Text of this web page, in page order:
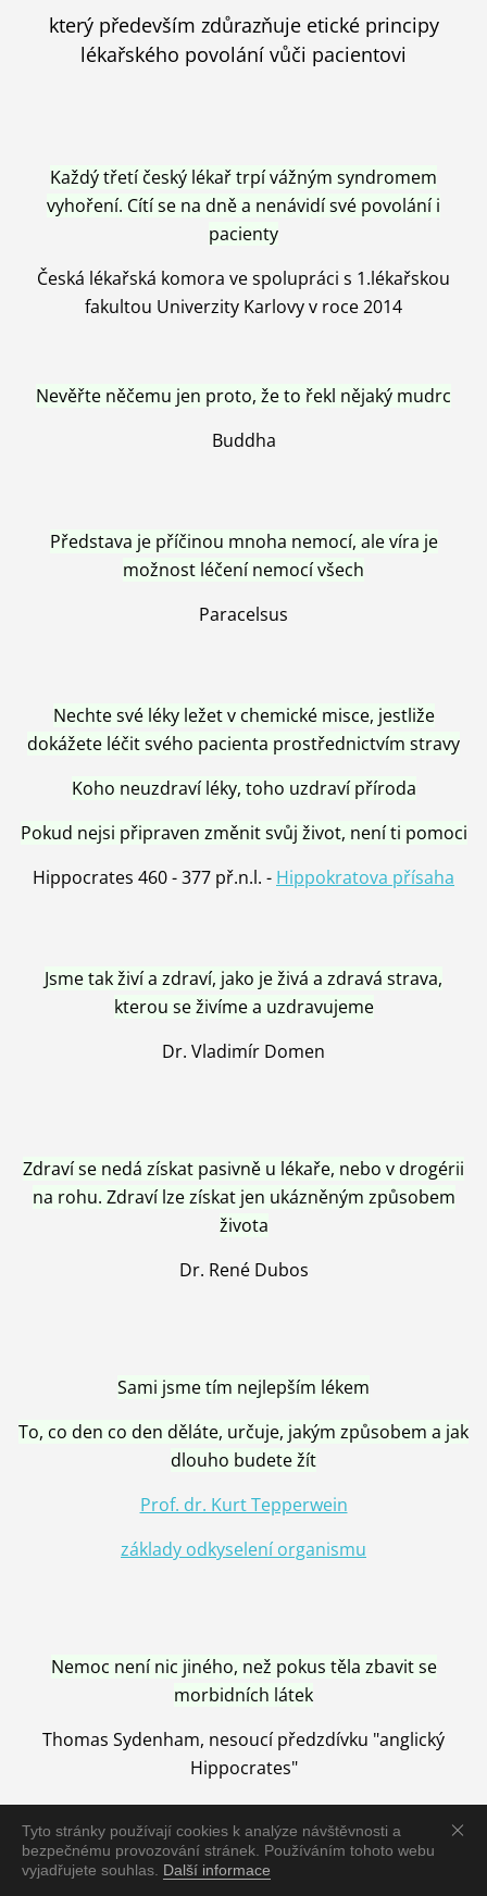
Tyto stránky používají cookies k analýze návštěvnosti a
bezpečnému provozování stránek. Používáním tohoto webu
vyjadřujete souhlas. Další informace
který především zdůrazňuje etické principy
lékařského povolání vůči pacientovi
Každý třetí český lékař trpí vážným syndromem
vyhoření. Cítí se na dně a nenávidí své povolání i
pacienty
Česká lékařská komora ve spolupráci s 1.lékařskou
fakultou Univerzity Karlovy v roce 2014
Nevěřte něčemu jen proto, že to řekl nějaký mudrc
Buddha
Představa je příčinou mnoha nemocí, ale víra je
možnost léčení nemocí všech
Paracelsus
Nechte své léky ležet v chemické misce, jestliže
dokážete léčit svého pacienta prostřednictvím stravy
Koho neuzdraví léky, toho uzdraví příroda
Pokud nejsi připraven změnit svůj život, není ti pomoci
Hippocrates 460 - 377 př.n.l. - Hippokratova přísaha
Jsme tak živí a zdraví, jako je živá a zdravá strava,
kterou se živíme a uzdravujeme
Dr. Vladimír Domen
Zdraví se nedá získat pasivně u lékaře, nebo v drogérii
na rohu. Zdraví lze získat jen ukázněným způsobem
života
Dr. René Dubos
Sami jsme tím nejlepším lékem
To, co den co den děláte, určuje, jakým způsobem a jak
dlouho budete žít
Prof. dr. Kurt Tepperwein
základy odkyselení organismu
Nemoc není nic jiného, než pokus těla zbavit se
morbidních látek
Thomas Sydenham, nesoucí předzdívku "anglický
Hippocrates"
Nemoc je vyléčena jen pomocí Přírody, neutralizací a